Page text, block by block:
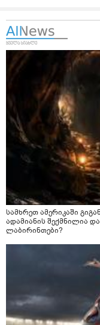
სამხრეთ ამერიკაში
ადამიანის შექმნილია
ლაბირინთები?